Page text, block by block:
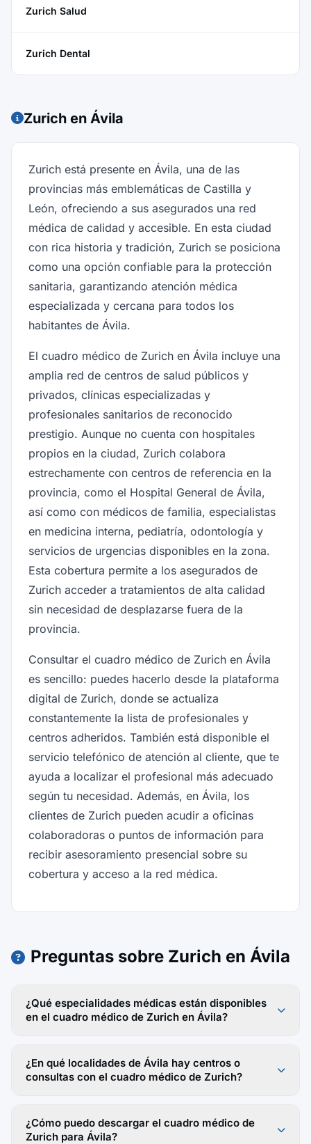
Zurich Salud
Zurich Dental
Zurich en Ávila
Zurich está presente en Ávila, una de las
provincias más emblemáticas de Castilla y
León, ofreciendo a sus asegurados una red
médica de calidad y accesible. En esta ciudad
con rica historia y tradición, Zurich se posiciona
como una opción confiable para la protección
sanitaria, garantizando atención médica
especializada y cercana para todos los
habitantes de Ávila.
El cuadro médico de Zurich en Ávila incluye una
amplia red de centros de salud públicos y
privados, clínicas especializadas y
profesionales sanitarios de reconocido
prestigio. Aunque no cuenta con hospitales
propios en la ciudad, Zurich colabora
estrechamente con centros de referencia en la
provincia, como el Hospital General de Ávila,
así como con médicos de familia, especialistas
en medicina interna, pediatría, odontología y
servicios de urgencias disponibles en la zona.
Esta cobertura permite a los asegurados de
Zurich acceder a tratamientos de alta calidad
sin necesidad de desplazarse fuera de la
provincia.
Consultar el cuadro médico de Zurich en Ávila
es sencillo: puedes hacerlo desde la plataforma
digital de Zurich, donde se actualiza
constantemente la lista de profesionales y
centros adheridos. También está disponible el
servicio telefónico de atención al cliente, que te
ayuda a localizar el profesional más adecuado
según tu necesidad. Además, en Ávila, los
clientes de Zurich pueden acudir a oficinas
colaboradoras o puntos de información para
recibir asesoramiento presencial sobre su
cobertura y acceso a la red médica.
Preguntas sobre Zurich en Ávila
¿Qué especialidades médicas están disponibles
en el cuadro médico de Zurich en Ávila?
¿En qué localidades de Ávila hay centros o
consultas con el cuadro médico de Zurich?
¿Cómo puedo descargar el cuadro médico de
Zurich para Ávila?